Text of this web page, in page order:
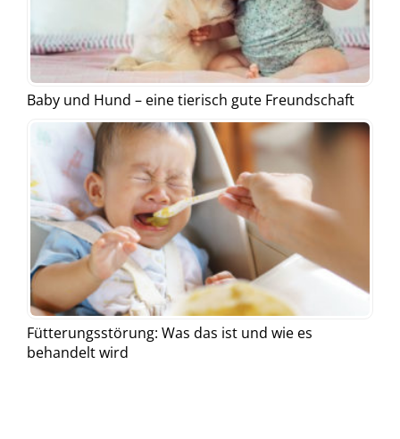
Baby und Hund – eine tierisch gute Freundschaft
Fütterungsstörung: Was das ist und wie es
behandelt wird